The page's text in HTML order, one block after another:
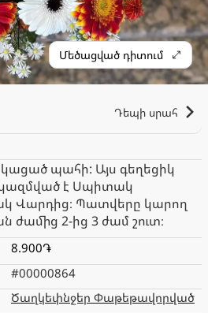
Մեծացված դիտում
Դեպի սրահ
պահի: Այս գեղեցիկ
կազմված է Սպիտակ
Վարդից։ Պատվերը կարող
2-ից 3 ժամ շուտ։
8.900֏
#00000864
Ծաղկեփնջեր Փաթեթավորված